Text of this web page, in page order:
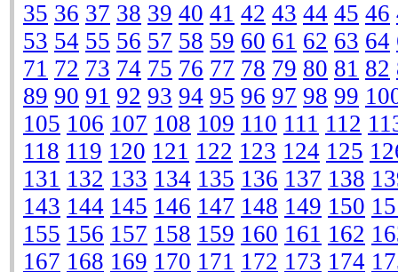
35 36 37 38 39 40 41 42 43 44 45 46
53 54 55 56 57 58 59 60 61 62 63 64
71 72 73 74 75 76 77 78 79 80 81 82
89 90 91 92 93 94 95 96 97 98 99
105 106 107 108 109 110 111 112
118 119 120 121 122 123 124 125
131 132 133 134 135 136 137 138
143 144 145 146 147 148 149 150
155 156 157 158 159 160 161 162
167 168 169 170 171 172 173 174